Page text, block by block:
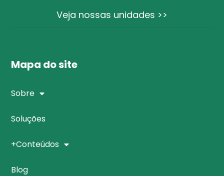
Veja nossas unidades >>
Mapa do site
Sobre
Soluções
+Conteúdos
Blog